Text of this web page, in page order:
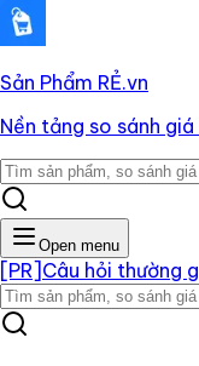
Sản Phẩm RẺ.vn
Nền tảng so sánh
Open menu
[PR] Câu hỏi thường